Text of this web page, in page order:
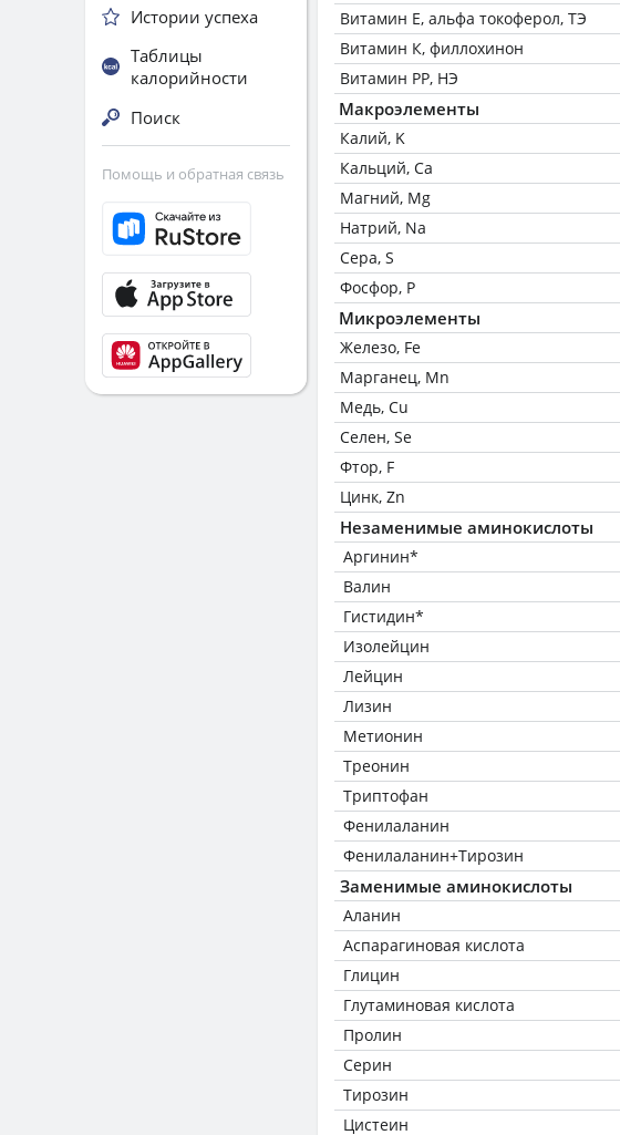
Витамин Е, альфа токоферол, ТЭ
Витамин К, филлохинон
Витамин РР, НЭ
Макроэлементы
Калий, K
Кальций, Ca
Магний, Mg
Натрий, Na
Сера, S
Фосфор, P
Микроэлементы
Железо, Fe
Марганец, Mn
Медь, Cu
Селен, Se
Фтор, F
Цинк, Zn
Незаменимые аминокислоты
Аргинин*
Валин
Гистидин*
Изолейцин
Лейцин
Лизин
Метионин
Треонин
Триптофан
Фенилаланин
Фенилаланин+Тирозин
Заменимые аминокислоты
Аланин
Аспарагиновая кислота
Глицин
Глутаминовая кислота
Пролин
Серин
Тирозин
Цистеин
Истории успеха
Таблицы
калорийности
Поиск
Помощь и обратная связь